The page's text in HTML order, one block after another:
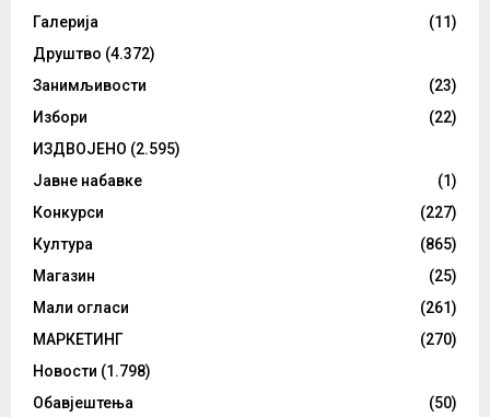
Галерија
(11)
Друштво (4.372)
Занимљивости
(23)
Избори
(22)
ИЗДВОЈЕНО (2.595)
Јавне набавке
(1)
Конкурси
(227)
Култура
(865)
Магазин
(25)
Мали огласи
(261)
МАРКЕТИНГ
(270)
Новости (1.798)
Обавјештења
(50)